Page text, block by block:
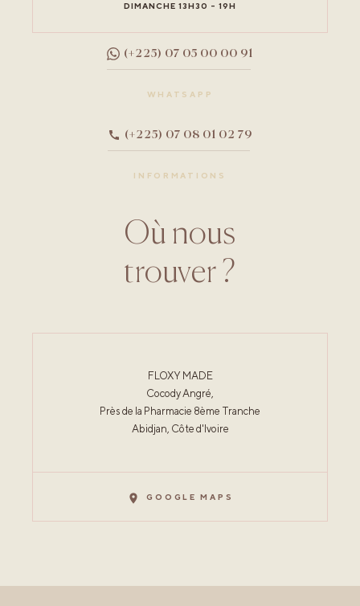
DIMANCHE 13H30 – 19H
(+225) 07 05 00 00 91
WHATSAPP
(+225) 07 08 01 02 79
INFORMATIONS
Où nous
trouver ?
FLOXY MADE
Cocody Angré,
Près de la Pharmacie 8ème Tranche
Abidjan, Côte d'Ivoire
GOOGLE MAPS